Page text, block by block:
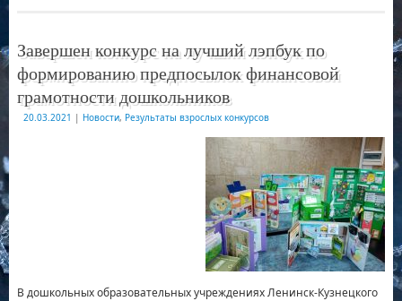
Завершен конкурс на лучший лэпбук по
формированию предпосылок финансовой
грамотности дошкольников
20.03.2021 | Новости, Результаты взрослых конкурсов
В дошкольных образовательных учреждениях Ленинск-Кузнецкого